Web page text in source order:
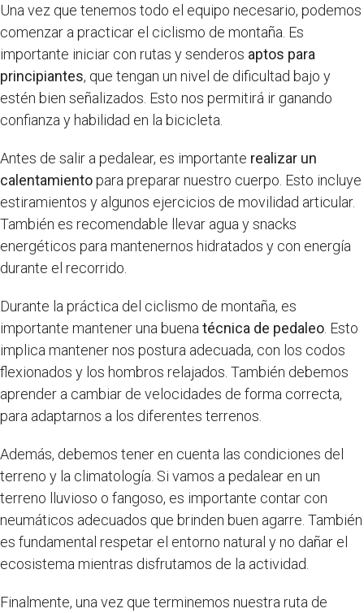
Una vez que tenemos todo el equipo necesario, podemos
comenzar a practicar el ciclismo de montaña. Es
importante iniciar con rutas y senderos aptos para
principiantes, que tengan un nivel de dificultad bajo y
estén bien señalizados. Esto nos permitirá ir ganando
confianza y habilidad en la bicicleta.
Antes de salir a pedalear, es importante realizar un
calentamientopara preparar nuestro cuerpo. Esto incluye
estiramientos y algunos ejercicios de movilidad articular.
También es recomendable llevar agua y snacks
energéticos para mantenernos hidratados y con energía
durante el recorrido.
Durante la práctica del ciclismo de montaña, es
importante mantener una buena técnica de pedaleo . Esto
implica mantener nos postura adecuada, con los codos
flexionados y los hombros relajados. También debemos
aprender a cambiar de velocidades de forma correcta,
para adaptarnos a los diferentes terrenos.
Además, debemos tener en cuenta las condiciones del
terreno y la climatología. Si vamos a pedalear en un
terreno lluvioso o fangoso, es importante contar con
neumáticos adecuados que brinden buen agarre. También
es fundamental respetar el entorno natural y no dañar el
ecosistema mientras disfrutamos de la actividad.
Finalmente, una vez que terminemos nuestra ruta de